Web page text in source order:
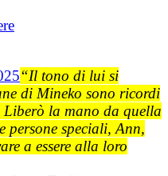
“Il tono di lui si
di Mineko sono ricordi
la mano da quella
persone speciali, Ann,
a essere alla loro